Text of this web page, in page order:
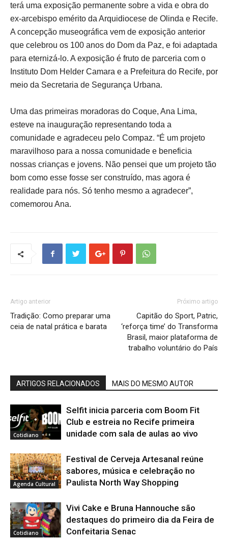
terá uma exposição permanente sobre a vida e obra do
ex-arcebispo emérito da Arquidiocese de Olinda e Recife.
A concepção museográfica vem de exposição anterior
que celebrou os 100 anos do Dom da Paz, e foi adaptada
para eternizá-lo. A exposição é fruto de parceria com o
Instituto Dom Helder Camara e a Prefeitura do Recife, por
meio da Secretaria de Segurança Urbana.
Uma das primeiras moradoras do Coque, Ana Lima,
esteve na inauguração representando toda a
comunidade e agradeceu pelo Compaz. “É um projeto
maravilhoso para a nossa comunidade e beneficia
nossas crianças e jovens. Não pensei que um projeto tão
bom como esse fosse ser construído, mas agora é
realidade para nós. Só tenho mesmo a agradecer”,
comemorou Ana.
Artigo anterior
Tradição: Como preparar uma
ceia de natal prática e barata
Próximo artigo
Capitão do Sport, Patric,
‘reforça time’ do Transforma
Brasil, maior plataforma de
trabalho voluntário do País
ARTIGOS RELACIONADOS MAIS DO MESMO AUTOR
Cotidiano
Selfit inicia parceria com Boom Fit
Club e estreia no Recife primeira
unidade com sala de aulas ao vivo
Agenda Cultural
Festival de Cerveja Artesanal reúne
sabores, música e celebração no
Paulista North Way Shopping
Cotidiano
Vivi Cake e Bruna Hannouche são
destaques do primeiro dia da Feira de
Confeitaria Senac